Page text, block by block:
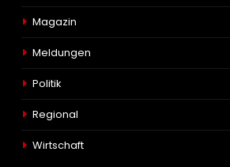
Magazin
Meldungen
Politik
Regional
Wirtschaft